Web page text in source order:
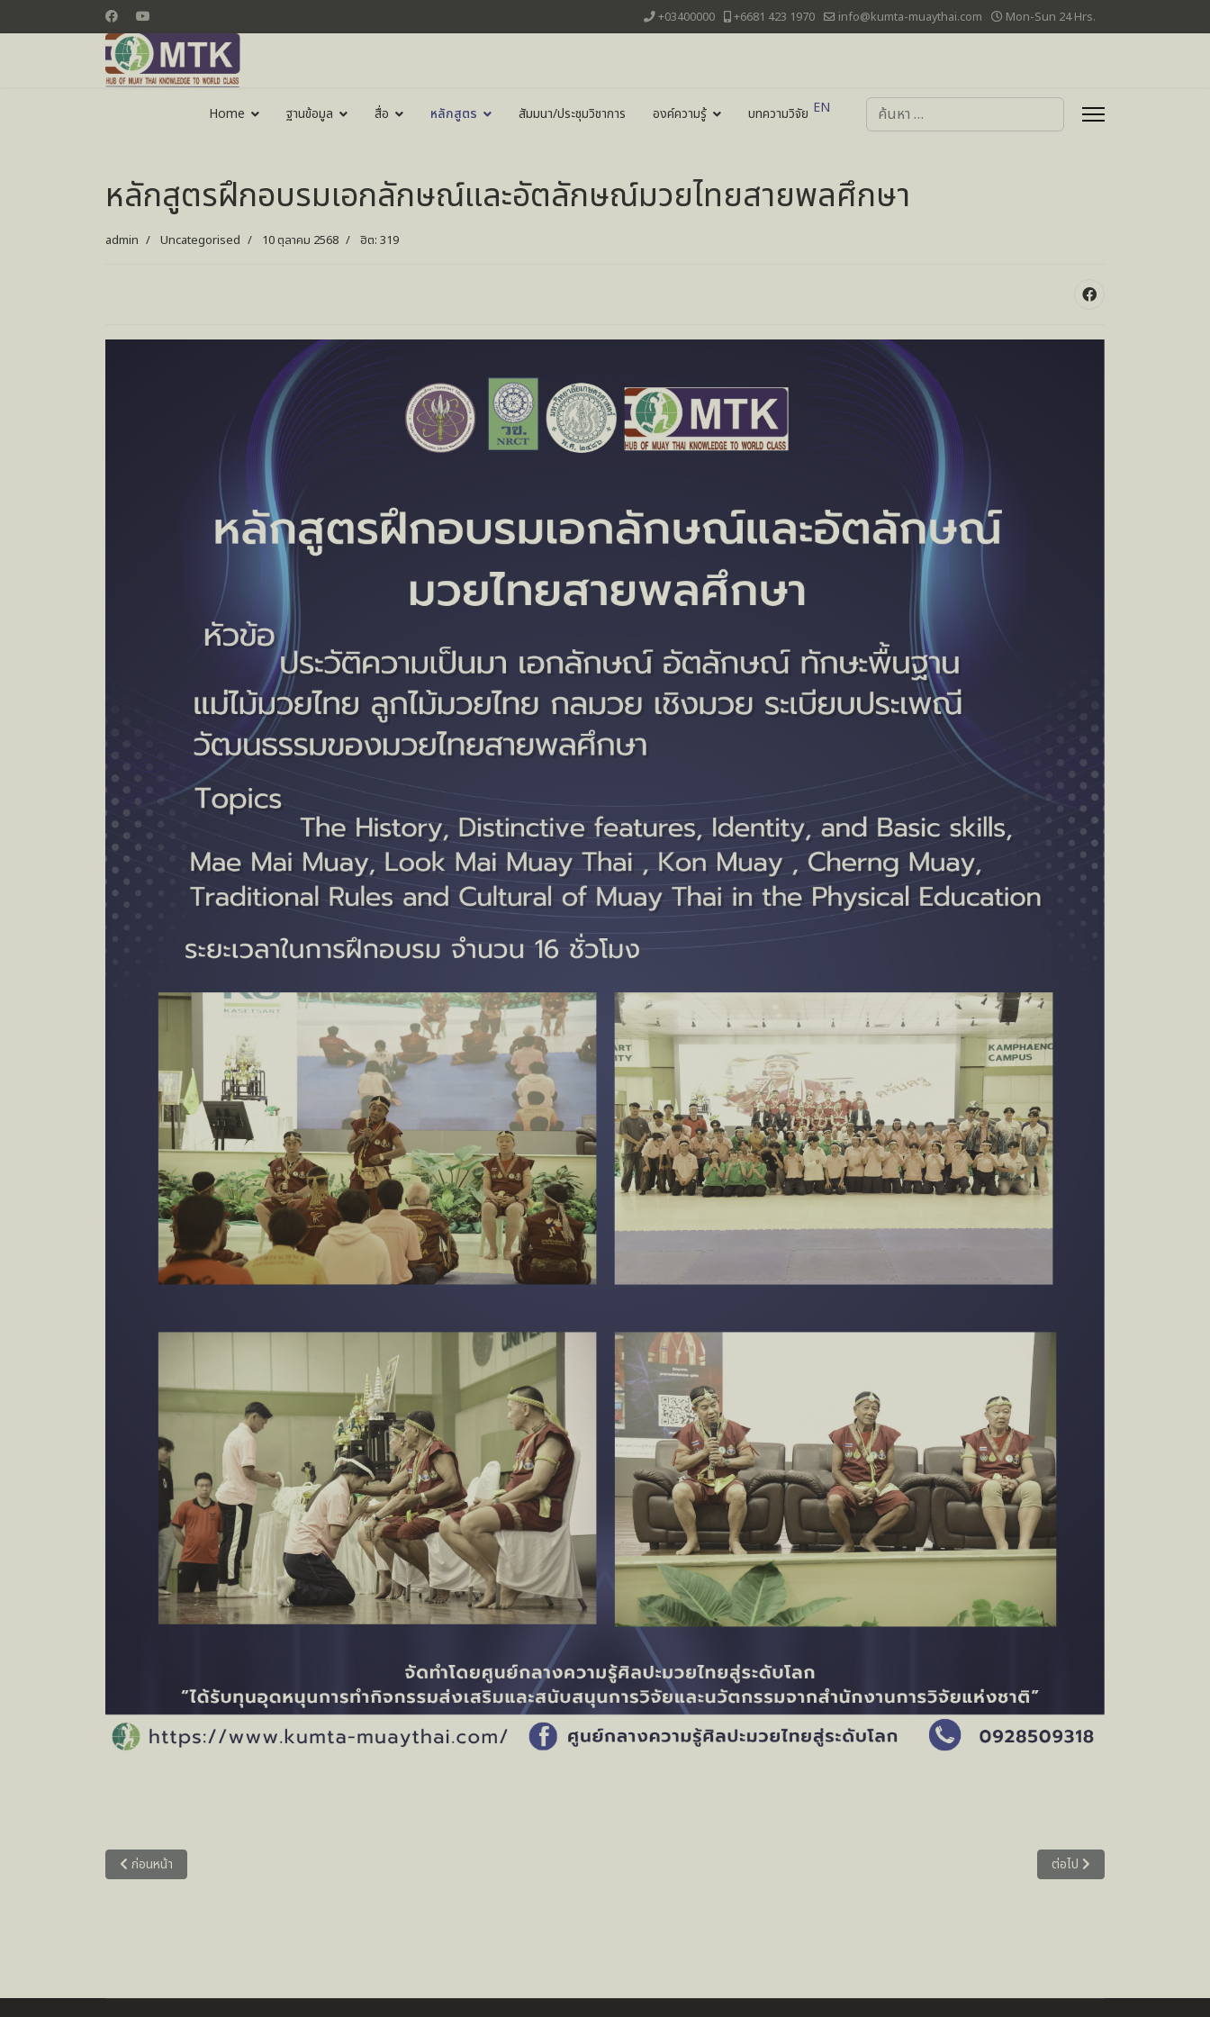
+03400000 +6681 423 1970 info@kumta-muaythai.com Mon-Sun 24 Hrs.
Home ฐานข้อมูล สื่อ หลักสูตร สัมมนา/ประชุมวิชาการ องค์ความรู้ บทความวิจัย EN
การค้นหา
หลักสูตรฝึกอบรมเอกลักษณ์และอัตลักษณ์มวยไทยสายพลศึกษา
admin Uncategorised 10 ตุลาคม 2568 ฮิต: 319
เนื้อหาก่อนหน้า: หลักสูตรฝึกอบรมการจัดการเรียนการสอนมวยไทยในสถานศึกษา
ก่อนหน้า เนื้อหาถัดไป: หลักสูตรฝึกอบร
ต่อไป